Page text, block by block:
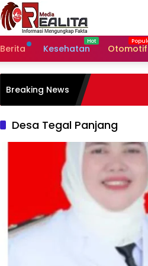
Berita Kesehatan Otomotif
Breaking News
Desa Tegal Panjang